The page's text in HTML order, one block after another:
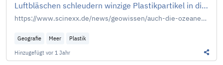
Luftbläschen schleudern winzige Plastikpartikel in die
Atmosphäre
https://www.scinexx.de/news/geowissen/auch-die-ozeane-setzen-mikroplastik-frei/
Geografie Meer
Plastik
Hinzugefügt vor 1 Jahr